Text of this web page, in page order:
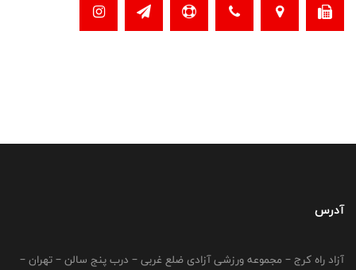
آدرس
آزاد راه کرج – مجموعه ورزشی آزادی ضلع غربی – درب پنج سالن – تهران –